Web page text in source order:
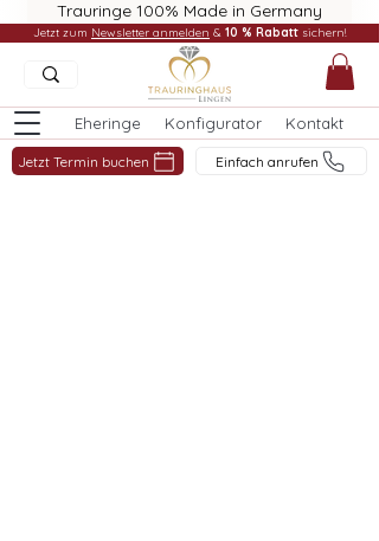
Trauringe 100% Made in Germany
Eheringe Konfigurator Kontakt
Jetzt Termin buchen Einfach anrufen
Jetzt zum Newsletter anmelden & 10 % Rabatt sichern!